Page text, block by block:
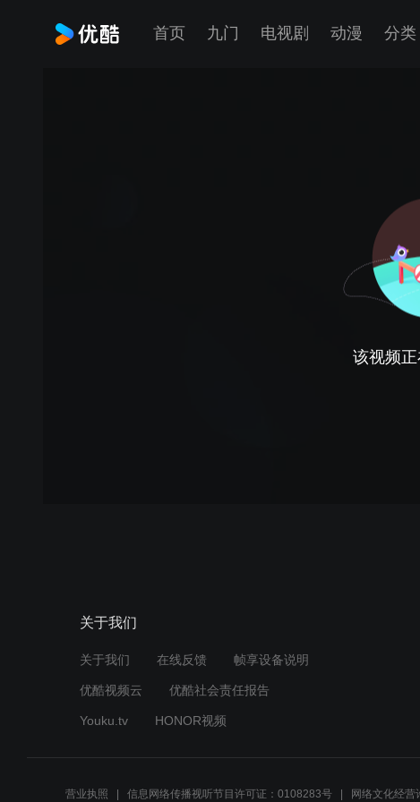
首页 九门 电视剧 动漫 分类
该视频
关于我们
关于我们 在线反馈 帧享设备说明
优酷视频云 优酷社会责任报告
Youku.tv HONOR视频
营业执照 信息网络传播视听节目许可证：0108283号 网络文化经